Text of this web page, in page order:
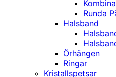
Runda
Halsband
Örhängen
Ringar
Kristallspetsar